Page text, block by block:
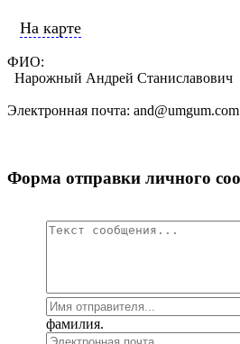
На карте
ФИО:
Нарожный Андрей Станиславович
Электронная почта: and@umgum.com
Форма отправки личного
фамилия.